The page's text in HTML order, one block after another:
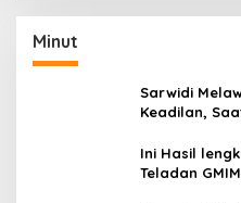
Minut
Sarwidi
Keadilan,
Ini Hasil
Teladan